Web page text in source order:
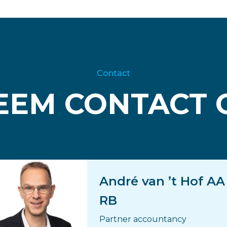
CONTACT
Contact
André van ’t Hof AA
RB
Partner accountancy